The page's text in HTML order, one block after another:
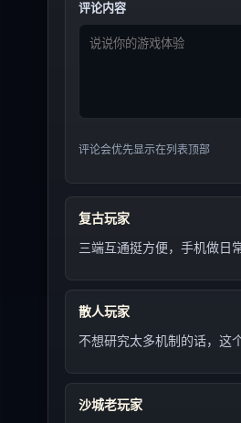
评论内容
评论会优先显示在列表顶部
复古玩家
三端互通挺方便，手机做日
散人玩家
不想研究太多机制的话，这
沙城老玩家